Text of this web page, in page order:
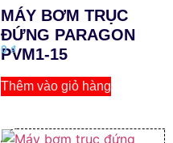
MÁY BƠM TRỤC
ĐỨNG PARAGON
PVM1-15
0₫
Thêm vào giỏ hàng